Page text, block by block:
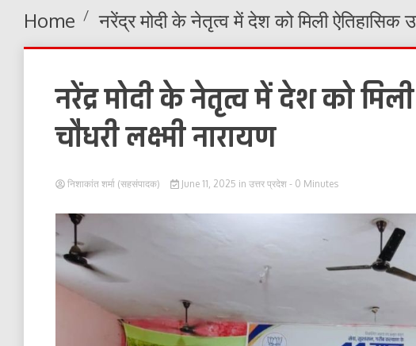
Home नरेंद्र मोदी के नेतृत्व में देश को मिली ऐतिहासिक
नरेंद्र मोदी के नेतृत्व में देश को
चौधरी लक्ष्मी नारायण
निशाकांत शर्मा (सहसंपादक) June 11, 2025 in उत्तर प्रदेश - 0 Minutes